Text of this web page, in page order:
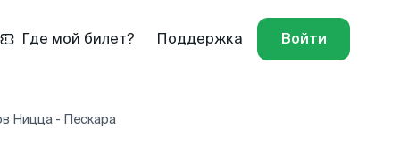
Где мой билет? Поддержка Войти
Ницца - Пескара